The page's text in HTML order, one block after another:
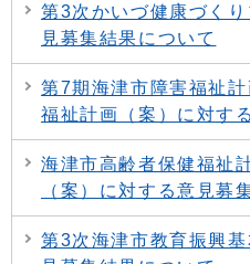
第3次かいづ健康づく
見募集結果について
第7期海津市障害福祉
福祉計画（案）に対す
海津市高齢者保健福祉
（案）に対する意見募
第3次海津市教育振興